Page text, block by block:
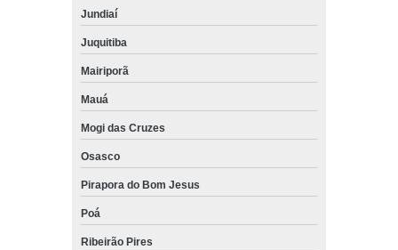
Jundiaí
Juquitiba
Mairiporã
Mauá
Mogi das Cruzes
Osasco
Pirapora do Bom Jesus
Poá
Ribeirão Pires